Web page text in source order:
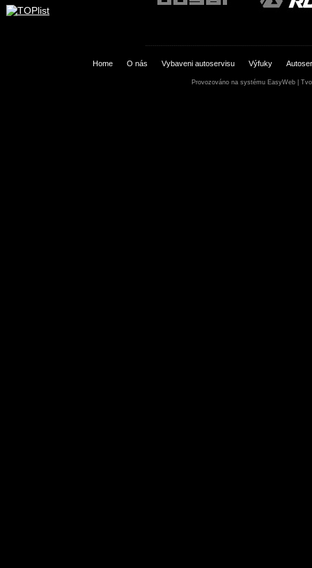
Home O nás Vybaveni autoservisu Výfuky
Provozováno na systému EasyWeb|